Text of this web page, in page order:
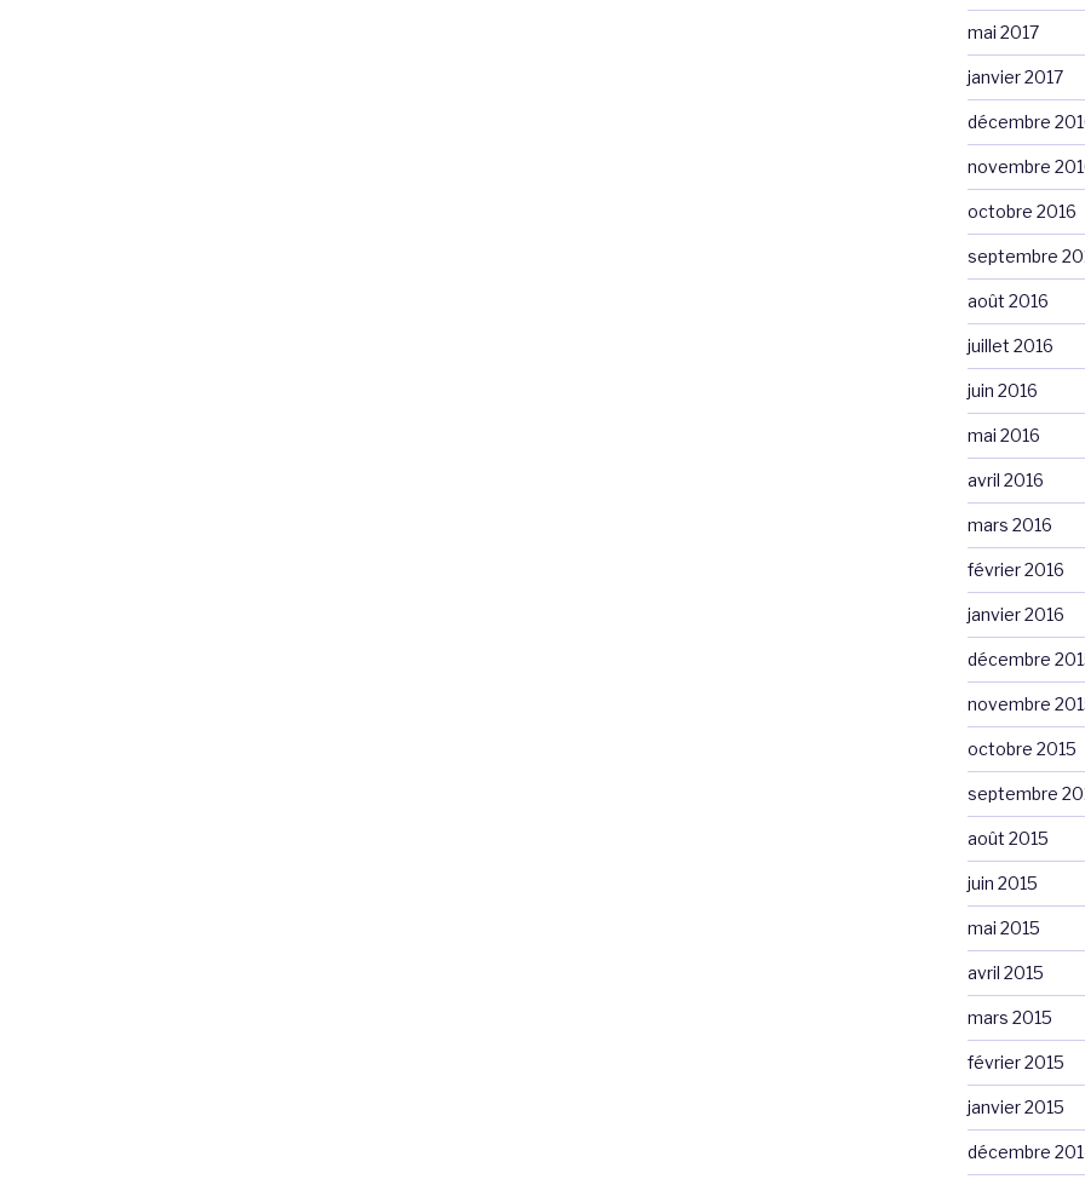
mai 2017
janvier 2017
décembre
novembre
octobre 2016
septembre
août 2016
juillet 2016
juin 2016
mai 2016
avril 2016
mars 2016
février 2016
janvier 2016
décembre
novembre
octobre 2015
septembre
août 2015
juin 2015
mai 2015
avril 2015
mars 2015
février 2015
janvier 2015
décembre